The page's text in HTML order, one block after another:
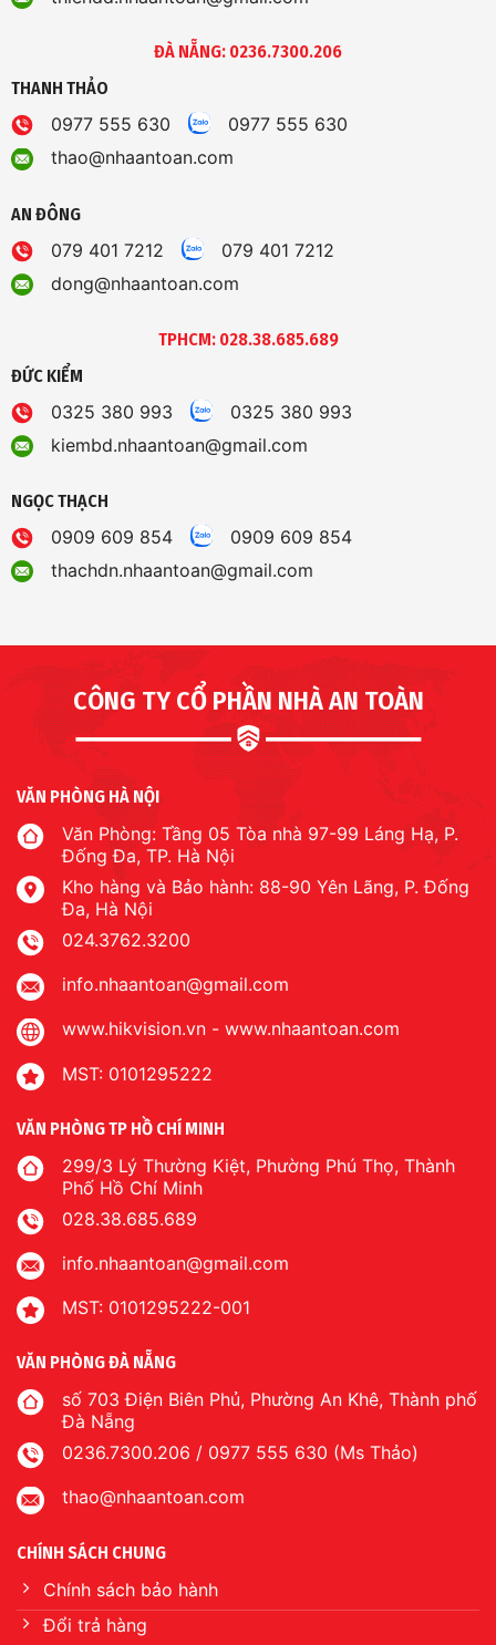
ĐÀ NẴNG: 0236.7300.206
THANH THẢO
0977 555 630
0977 555 630
thao@nhaantoan.com
AN ĐÔNG
079 401 7212
079 401 7212
dong@nhaantoan.com
TPHCM: 028.38.685.689
ĐỨC KIỂM
0325 380 993
0325 380 993
kiembd.nhaantoan@gmail.com
NGỌC THẠCH
0909 609 854
0909 609 854
thachdn.nhaantoan@gmail.com
CÔNG TY CỔ PHẦN NHÀ AN TOÀN
VĂN PHÒNG HÀ NỘI
Văn Phòng: Tầng 05 Tòa nhà 97-99 Láng Hạ, P.
Đống Đa, TP. Hà Nội
Kho hàng và Bảo hành: 88-90 Yên Lãng, P. Đống
Đa, Hà Nội
024.3762.3200
info.nhaantoan@gmail.com
www.hikvision.vn - www.nhaantoan.com
MST: 0101295222
VĂN PHÒNG TP HỒ CHÍ MINH
299/3 Lý Thường Kiệt, Phường Phú Thọ, Thành
Phố Hồ Chí Minh
028.38.685.689
info.nhaantoan@gmail.com
MST: 0101295222-001
VĂN PHÒNG ĐÀ NẴNG
số 703 Điện Biên Phủ, Phường An Khê, Thành phố
Đà Nẵng
0236.7300.206 / 0977 555 630 (Ms Thảo)
thao@nhaantoan.com
CHÍNH SÁCH CHUNG
Chính sách bảo hành
Đổi trả hàng